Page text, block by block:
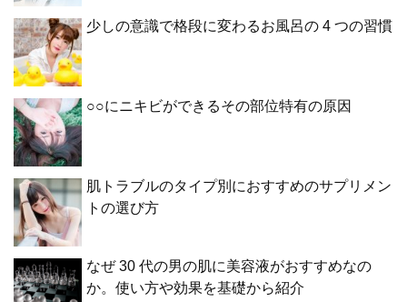
少しの意識で格段に変わるお風呂の 4 つの習慣
○○にニキビができるその部位特有の原因
肌トラブルのタイプ別におすすめのサプリメン
トの選び方
なぜ 30 代の男の肌に美容液がおすすめなの
か。使い方や効果を基礎から紹介